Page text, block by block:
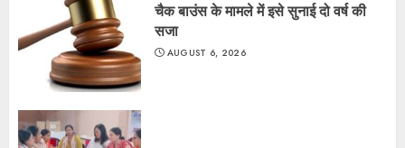
चैक बाउंस के मामले में इसे सुनाई दो वर्ष की
सजा
AUGUST 6, 2026